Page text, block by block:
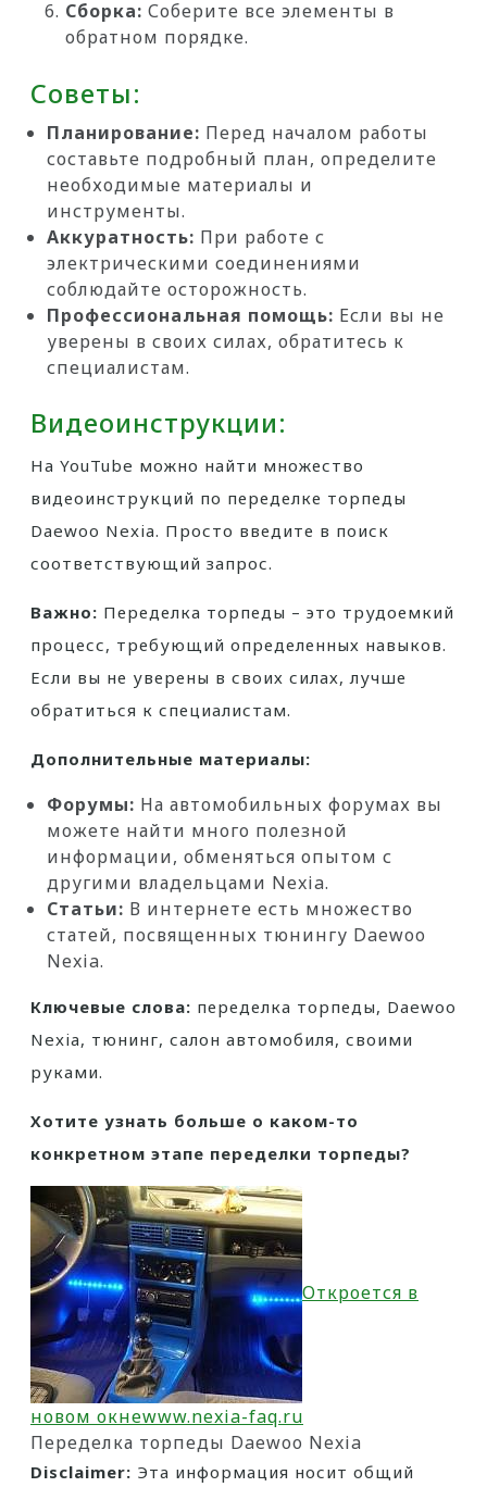
Сборка: Соберите все элементы в
обратном порядке.
Советы:
Планирование: Перед началом работы
составьте подробный план, определите
необходимые материалы и
инструменты.
Аккуратность: При работе с
электрическими соединениями
соблюдайте осторожность.
Профессиональная помощь: Если вы не
уверены в своих силах, обратитесь к
специалистам.
Видеоинструкции:
На YouTube можно найти множество
видеоинструкций по переделке торпеды
Daewoo Nexia. Просто введите в поиск
соответствующий запрос.
Важно: Переделка торпеды – это трудоемкий
процесс, требующий определенных навыков.
Если вы не уверены в своих силах, лучше
обратиться к специалистам.
Дополнительные материалы:
Форумы: На автомобильных форумах вы
можете найти много полезной
информации, обменяться опытом с
другими владельцами Nexia.
Статьи: В интернете есть множество
статей, посвященных тюнингу Daewoo
Nexia.
Ключевые слова: переделка торпеды, Daewoo
Nexia, тюнинг, салон автомобиля, своими
руками.
Хотите узнать больше о каком-то
конкретном этапе переделки торпеды?
Откроется в
новом окнеwww.nexia-faq.ru
Переделка торпеды Daewoo Nexia
Disclaimer: Эта информация носит общий